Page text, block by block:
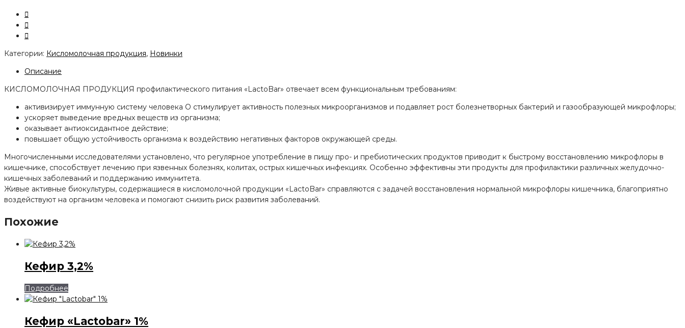
Категории: Кисломолочная продукция, Новинки
Описание
КИСЛОМОЛОЧНАЯ ПРОДУКЦИЯ профилактического питания «LactoBar» отвечает всем функциональным требованиям:
активизирует иммунную систему человека О стимулирует активность полезных микроорганизмов и подавляет рост болезнетворных бактерий и газообразующей микрофлоры;
ускоряет выведение вредных веществ из организма;
оказывает антиоксидантное действие;
повышает общую устойчивость организма к воздействию негативных факторов окружающей среды.
Многочисленными исследователями установлено, что регулярное употребление в пищу про- и пребиотических продуктов приводит к быстрому восстановлению микрофлоры в
кишечнике, способствует лечению при язвенных болезнях, колитах, острых кишечных инфекциях. Особенно эффективны эти продукты для профилактики различных желудочно-
кишечных заболеваний и поддержанию иммунитета.
Живые активные биокультуры, содержащиеся в кисломолочной продукции «LactoBar» справляются с задачей восстановления нормальной микрофлоры кишечника, благоприятно
воздействуют на организм человека и помогают снизить риск развития заболеваний.
Похожие
Кефир 3,2%
Подробнее
Кефир «Lactobar» 1%